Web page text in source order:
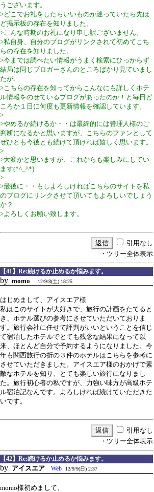
うございます。
>どこでお礼をしたらいいものか迷っていたら先ほ
ど掲示板の存在を知りました。
>こんな時期のお礼になり申し訳ございません。
>私自身、自分のブログがリンクされて初めてこち
らの存在を知りました。
>今までは調べたい情報がうまく検索にひっからず
結局は同じブロガーさんのところばかり見ていまし
たが、
>こちらの存在を知ってからこんなにも詳しくホテ
ル情報をのせているブログがあったのか！と毎日ど
ころか１日に何度も更新情報を確認しています。
>
>やめるか続けるか・・は最終的には管理人様のご
判断になるかと思いますが、こちらのファンとして
ぜひとも今後とも続けて頂ければ嬉しく思います。
>
>大変かと思いますが、これからも楽しみにしてい
ます(*^_^*)
>
>最後に・・もしよろしければこちらのサイトを私
のブログにリンクさせて頂いてもよろしいでしょう
か？
>よろしくお願い致します。
引用なし
・ツリー全体表示
【41】Re:続けるか止めるか悩みます。
by momo 12/9/8(土) 18:25
はじめまして、アイスエア様
私はこのサイトが大好きで、旅行の計画をたてると
き、ホテル選びの参考にさせていただいておりま
す。旅行会社に任せて評判がいいということを信じ
て宿泊したホテルでとても残念な結果になって以
来、ほとんど自分で予約するようになりました。今
年も関西旅行の折の３件のホテルはこちらを参考に
させていただきました。アイスエア様のおかげで素
敵なホテルを知り、とても楽しい旅行になりまし
た。旅行初心者の私ですが、力強い味方が高級ホテ
ル宿泊記なんです。よろしければ続けていただきた
いです。
引用なし
・ツリー全体表示
【42】Re:続けるか止めるか悩みます。
by アイスエア Web 12/9/9(日) 2:37
momo様初めまして。